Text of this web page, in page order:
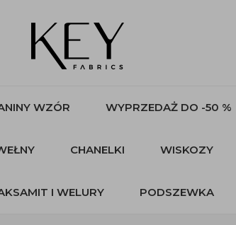
WZÓR WYPRZEDAŻ DO -50 %
CHANELKI WISKOZY
I WELURY PODSZEWKA